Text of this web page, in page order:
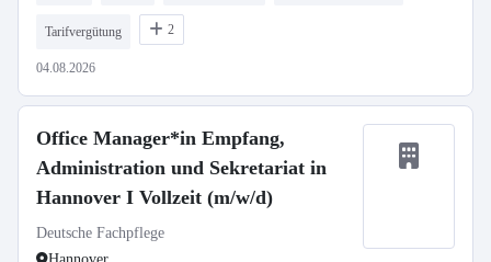
Tarifvergütung 2
04.08.2026
Office Manager*in Empfang,
Administration und Sekretariat in
Hannover I Vollzeit (m/w/d)
Deutsche Fachpflege